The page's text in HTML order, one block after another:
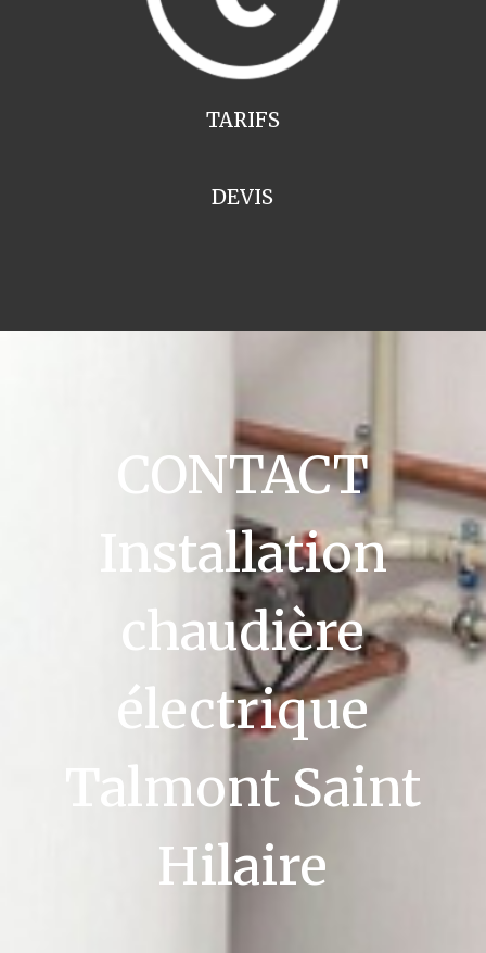
TARIFS
DEVIS
CONTACT
Installation
chaudière
électrique
Talmont Saint
Hilaire